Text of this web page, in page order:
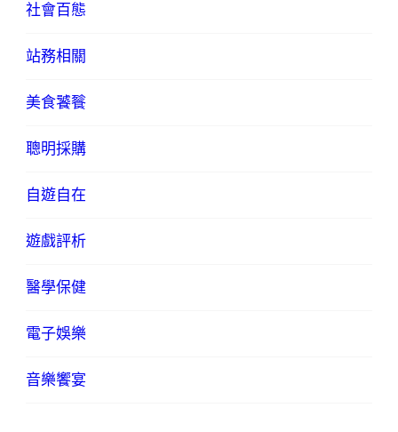
社會百態
站務相關
美食饕餮
聰明採購
自遊自在
遊戲評析
醫學保健
電子娛樂
音樂饗宴